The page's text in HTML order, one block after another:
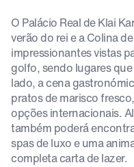
O Palácio Real de Klai
verão do rei e a Colina
impressionantes vistas
golfo, sendo lugares
lado, a cena
pratos de marisco
opções internacionais.
também poderá
spas de luxo e uma
completa carta de lazer.